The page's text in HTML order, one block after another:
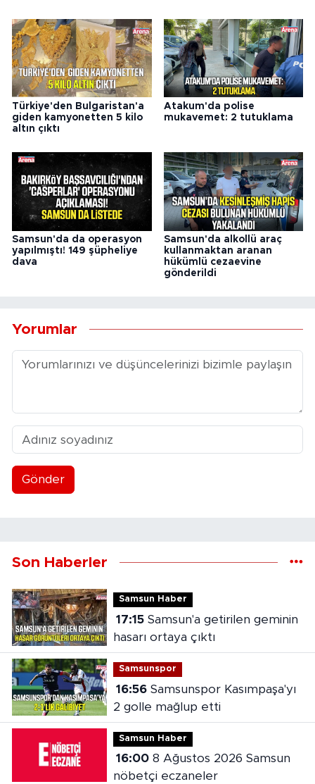
Türkiye'den Bulgaristan'a
giden kamyonetten 5 kilo
altın çıktı
Atakum'da polise
mukavemet: 2 tutuklama
Samsun'da da operasyon
yapılmıştı! 149 şüpheliye
dava
Samsun'da alkollü araç
kullanmaktan aranan
hükümlü cezaevine
gönderildi
Yorumlar
Gönder
Son Haberler
Samsun Haber
17:15Samsun'a getirilen geminin
hasarı ortaya çıktı
Samsunspor
16:56Samsunspor Kasımpaşa'yı
2 golle mağlup etti
Samsun Haber
16:008 Ağustos 2026 Samsun
nöbetçi eczaneler